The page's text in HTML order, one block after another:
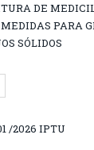
DE
PARA
SÓLIDOS
/2026 IPTU